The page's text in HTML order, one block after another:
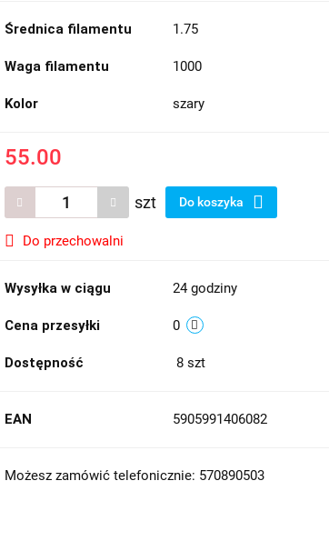
Średnica filamentu 1.75
Waga filamentu 1000
Kolor szary
55.00
szt Do koszyka
Do przechowalni
Wysyłka w ciągu 24 godziny
Cena przesyłki 0
Dostępność 8 szt
EAN 5905991406082
Możesz zamówić telefonicznie: 570890503